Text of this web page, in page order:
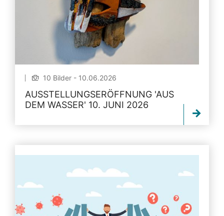
10 Bilder - 10.06.2026
AUSSTELLUNGSERÖFFNUNG 'AUS
DEM WASSER' 10. JUNI 2026